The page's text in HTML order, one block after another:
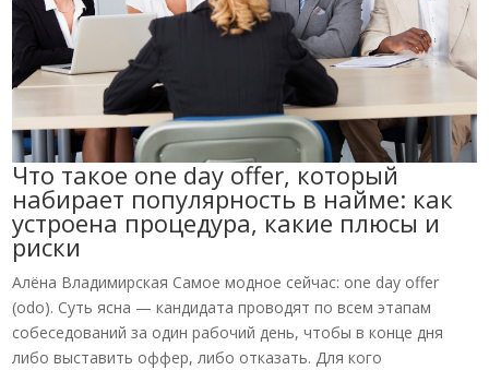
Что такое one day offer, который
набирает популярность в найме: как
устроена процедура, какие плюсы и
риски
Алёна Владимирская Самое модное сейчас: one day offer
(odo). Суть ясна — кандидата проводят по всем этапам
собеседований за один рабочий день, чтобы в конце дня
либо выставить оффер, либо отказать. Для кого